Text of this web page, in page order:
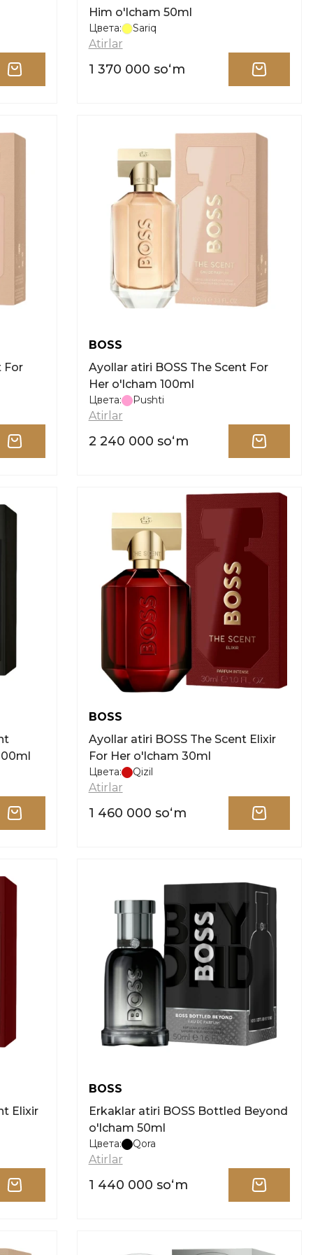
Him o'lcham 50ml
Цвета: Sariq
Atirlar
1 370 000 soʻm
BOSS
Ayollar atiri BOSS The Scent For
Her o'lcham 100ml
Цвета: Pushti
Atirlar
2 240 000 soʻm
BOSS
Ayollar atiri BOSS The Scent Elixir
For Her o'lcham 30ml
Цвета: Qizil
Atirlar
1 460 000 soʻm
BOSS
Erkaklar atiri BOSS Bottled Beyond
o'lcham 50ml
Цвета: Qora
Atirlar
1 440 000 soʻm